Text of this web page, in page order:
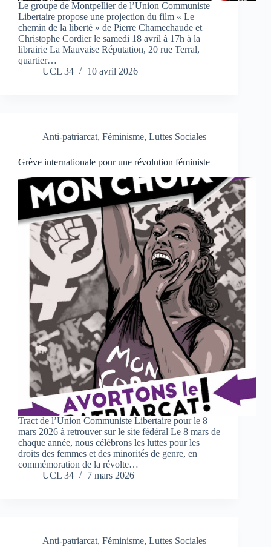
Le groupe de Montpellier de l’Union Communiste
Libertaire propose une projection du film « Le
chemin de la liberté » de Pierre Chamechaude et
Christophe Cordier le samedi 18 avril à 17h à la
librairie La Mauvaise Réputation, 20 rue Terral,
quartier…
UCL 34
10 avril 2026
Anti-patriarcat, Féminisme, Luttes Sociales
Grève internationale pour une révolution féministe
Tract de l’Union Communiste Libertaire pour le 8
mars 2026 à retrouver sur le site fédéral Le 8 mars de
chaque année, nous célébrons les luttes pour les
droits des femmes et des minorités de genre, en
commémoration de la révolte…
UCL 34
7 mars 2026
Anti-patriarcat, Féminisme, Luttes Sociales